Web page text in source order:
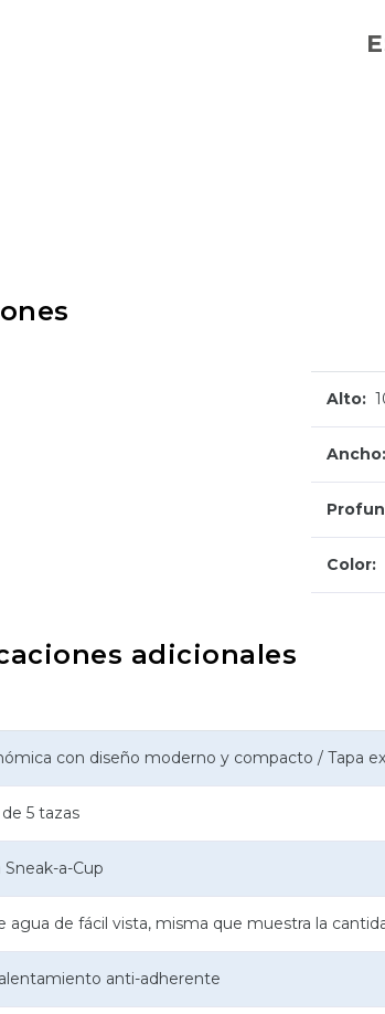
Alto:
Ancho:
Color:
adicionales
con diseño moderno y compacto / Tapa
5 tazas
a-Cup
de fácil vista, misma que muestra la
anti-adherente